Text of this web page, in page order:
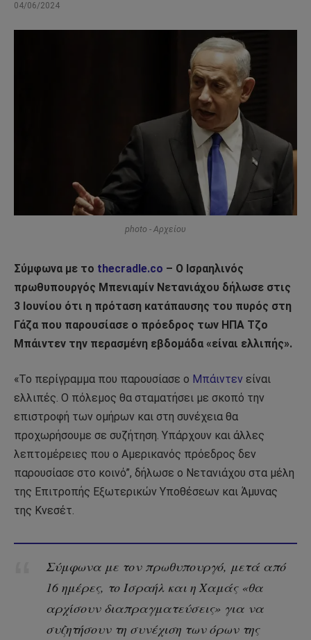
04/06/2024
photo - Αρχείου
Σύμφωνα με το thecradle.co – Ο Ισραηλινός
πρωθυπουργός Μπενιαμίν Νετανιάχου δήλωσε στις
3 Ιουνίου ότι η πρόταση κατάπαυσης του πυρός στη
Γάζα που παρουσίασε ο πρόεδρος των ΗΠΑ Τζο
Μπάιντεν την περασμένη εβδομάδα «είναι ελλιπής».
«Το περίγραμμα που παρουσίασε ο Μπάιντεν είναι
ελλιπές. Ο πόλεμος θα σταματήσει με σκοπό την
επιστροφή των ομήρων και στη συνέχεια θα
προχωρήσουμε σε συζήτηση. Υπάρχουν και άλλες
λεπτομέρειες που ο Αμερικανός πρόεδρος δεν
παρουσίασε στο κοινό”, δήλωσε ο Νετανιάχου στα μέλη
της Επιτροπής Εξωτερικών Υποθέσεων και Άμυνας
της Κνεσέτ.
Σύμφωνα με τον πρωθυπουργό, μετά από
16 ημέρες, το Ισραήλ και η Χαμάς «θα
αρχίσουν διαπραγματεύσεις» για να
συζητήσουν τη συνέχιση των όρων της